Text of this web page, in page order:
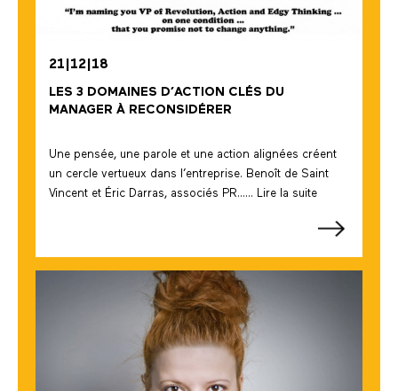
21|12|18
LES 3 DOMAINES D’ACTION CLÉS DU
MANAGER À RECONSIDÉRER
Une pensée, une parole et une action alignées créent
un cercle vertueux dans l’entreprise. Benoît de Saint
Vincent et Éric Darras, associés PR...... Lire la suite